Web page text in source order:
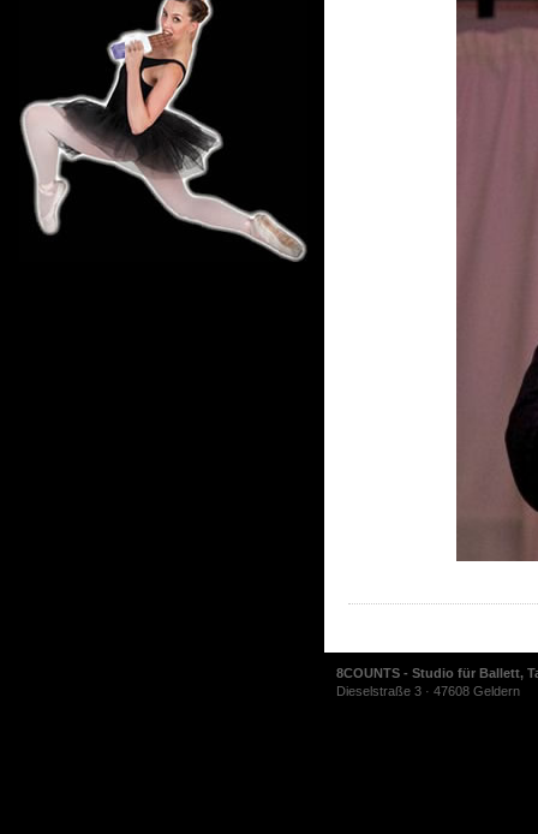
8COUNTS - Studio für Ballett,
Dieselstraße 3 · 47608 Geldern